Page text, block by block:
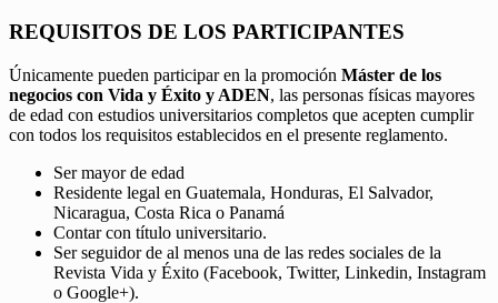
REQUISITOS DE LOS PARTICIPANTES
Únicamente pueden participar en la promoción Máster de los
negocios con Vida y Éxito y ADEN, las personas físicas mayores
de edad con estudios universitarios completos que acepten cumplir
con todos los requisitos establecidos en el presente reglamento.
Ser mayor de edad
Residente legal en Guatemala, Honduras, El Salvador,
Nicaragua, Costa Rica o Panamá
Contar con título universitario.
Ser seguidor de al menos una de las redes sociales de la
Revista Vida y Éxito (Facebook, Twitter, Linkedin, Instagram
o Google+).